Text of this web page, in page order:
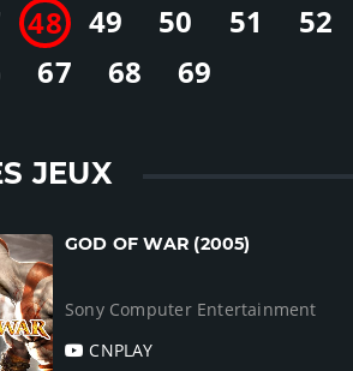
48 49 50 51 52
67 68 69
JEUX
GOD OF WAR (2005)
Sony Computer Entertainment
CNPLAY